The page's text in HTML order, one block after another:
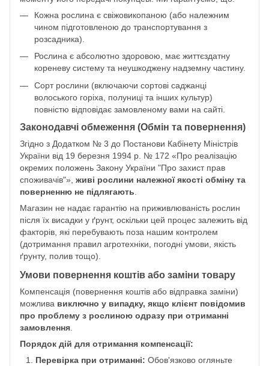
Кожна рослина є свіжовикопаною (або належним
чином підготовленою до транспортування з
розсадника).
Рослина є абсолютно здоровою, має життєздатну
кореневу систему та неушкоджену надземну частину.
Сорт рослини (включаючи сортові саджанці
волоського горіха, полуниці та інших культур)
повністю відповідає замовленому вами на сайті.
Законодавчі обмеження (Обмін та повернення)
Згідно з Додатком № 3 до Постанови Кабінету Міністрів
України від 19 березня 1994 р. № 172 «Про реалізацію
окремих положень Закону України "Про захист прав
споживачів"», живі рослини належної якості обміну та
поверненню не підлягають.
Магазин не надає гарантію на приживлюваність рослин
після їх висадки у ґрунт, оскільки цей процес залежить від
факторів, які перебувають поза нашим контролем
(дотримання правил агротехніки, погодні умови, якість
ґрунту, полив тощо).
Умови повернення коштів або заміни товару
Компенсація (повернення коштів або відправка заміни)
можлива виключно у випадку, якщо клієнт повідомив
про проблему з рослиною одразу при отриманні
замовлення
Порядок дій для отримання компенсації:
Перевірка при отриманні: Обов'язково огляньте